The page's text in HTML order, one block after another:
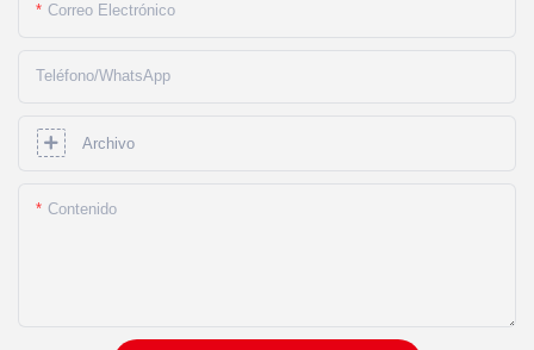
Correo Electrónico
Teléfono/WhatsApp
Archivo
Contenido